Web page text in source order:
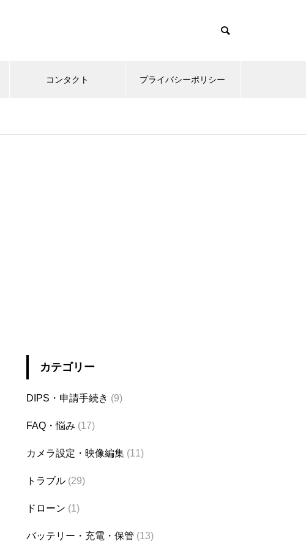
コンタクト プライバシーポリシー
カテゴリー
DIPS・申請手続き (9)
FAQ・悩み (17)
カメラ設定・映像編集 (11)
トラブル (29)
ドローン (1)
バッテリー・充電・保管 (13)